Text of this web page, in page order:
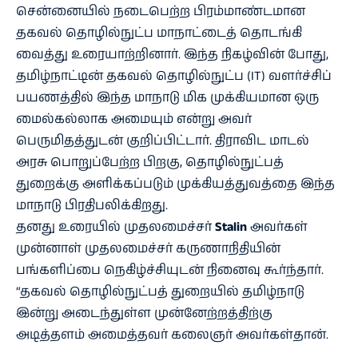
சென்னையில் நடைபெற்ற பிரம்மாண்டமான
தகவல் தொழில்நுட்ப மாநாட்டைத் தொடங்கி
வைத்து உரையாற்றினார். இந்த நிகழ்வின் போது,
தமிழ்நாட்டின் தகவல் தொழில்நுட்ப (IT) வளர்ச்சிப்
பயணத்தில் இந்த மாநாடு மிக முக்கியமான ஒரு
மைல்கல்லாக அமையும் என்று அவர்
பெருமிதத்துடன் குறிப்பிட்டார். திராவிட மாடல்
அரசு பொறுப்பேற்ற பிறகு, தொழில்நுட்பத்
துறைக்கு அளிக்கப்படும் முக்கியத்துவத்தை இந்த
மாநாடு பிரதிபலிக்கிறது.
தனது உரையில் முதலமைச்சர்Stalinஅவர்கள்
முன்னாள் முதலமைச்சர் கருணாநிதியின்
பங்களிப்பை நெகிழ்ச்சியுடன் நினைவு கூர்ந்தார்.
“தகவல் தொழில்நுட்பத் துறையில் தமிழ்நாடு
இன்று அடைந்துள்ள முன்னேற்றத்திற்கு
அடித்தளம் அமைத்தவர் கலைஞர் அவர்கள்தான்.